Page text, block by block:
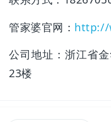
管家婆官网： http://
公司地址：浙江省
23楼